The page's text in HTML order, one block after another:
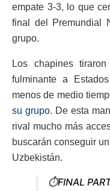
empate 3-3, lo que
final del Premundial
grupo.
Los chapines
fulminante a
menos de medio
su grupo. De esta
rival mucho más
buscarán conseguir
Uzbekistán.
⏱️FINAL